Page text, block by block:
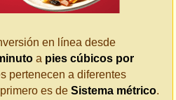
en línea desde
a pies cúbicos por
pertenecen a diferentes
es de Sistema métrico.